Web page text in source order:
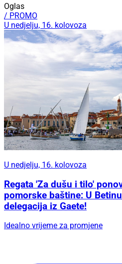
Oglas
/ PROMO
U nedjelju, 16. kolovoza
U nedjelju, 16. kolovoza
Regata 'Za dušu i tilo'
pomorske baštine: U
delegacija iz Gaete!
Idealno vrijeme za promjene